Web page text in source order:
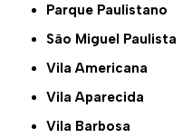
Parque Paulistano
São Miguel Paulista
Vila Americana
Vila Aparecida
Vila Barbosa